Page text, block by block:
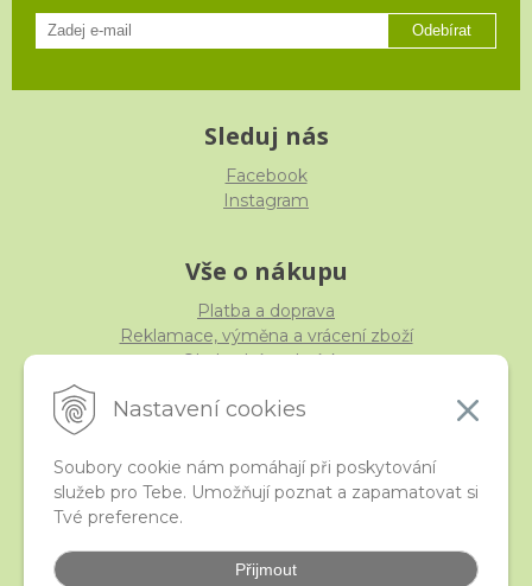
Nastavení cookies
Soubory cookie nám pomáhají při poskytování
služeb pro Tebe. Umožňují poznat a zapamatovat si
Tvé preference.
Přijmout
Odebírat
Sleduj nás
Facebook
Instagram
Vše o nákupu
Platba a doprava
Reklamace, výměna a vrácení zboží
Obchodní podmínky
iStraka
Velkoobchod